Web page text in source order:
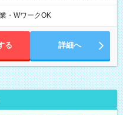
帯内であれば、いつでも勤務可
好きな曜日でご勤務いただけま
働き方が可能なお仕事です！
・WワークOK
る 詳細へ